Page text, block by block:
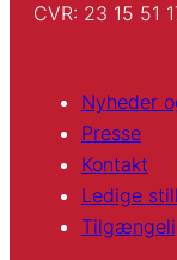
CVR: 23 15 51
Nyheder
Presse
Kontakt
Ledige